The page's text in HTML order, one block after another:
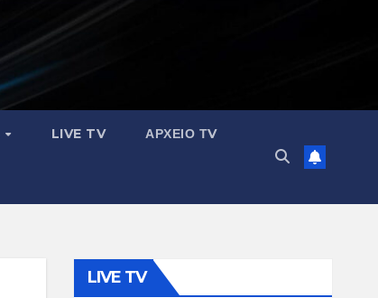
LIVE TV ΑΡΧΕΙΟ ΤV
LIVE TV